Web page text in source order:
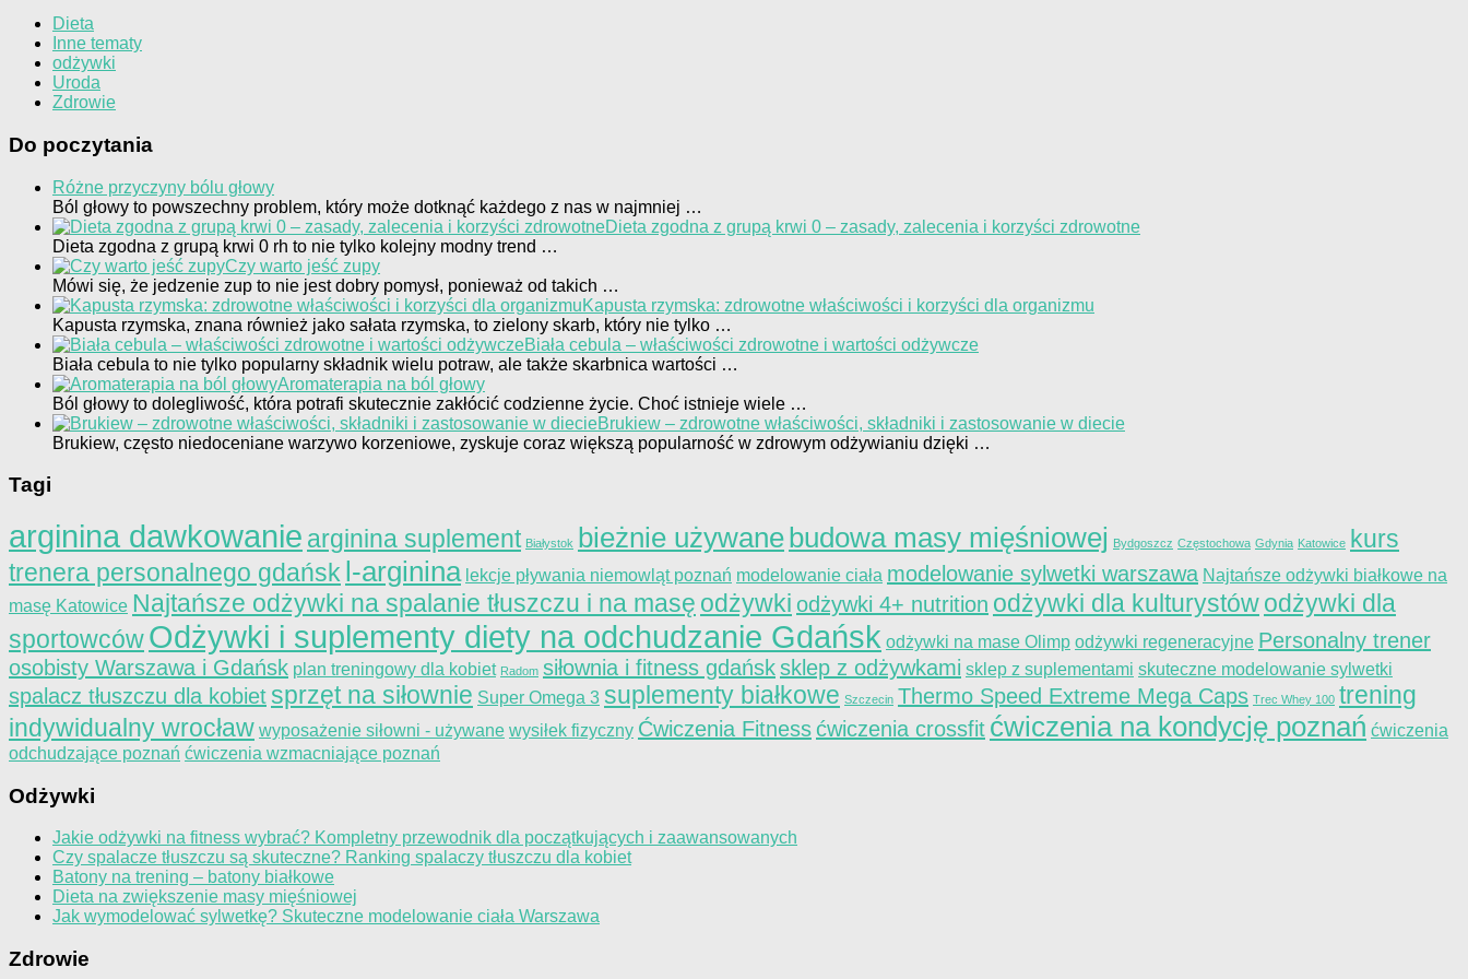
Dieta
Inne tematy
odżywki
Uroda
Zdrowie
Do poczytania
Różne przyczyny bólu głowy
Ból głowy to powszechny problem, który może dotknąć każdego z nas w najmniej …
Dieta zgodna z grupą krwi 0 – zasady, zalecenia i korzyści zdrowotne
Dieta zgodna z grupą krwi 0 rh to nie tylko kolejny modny trend …
Czy warto jeść zupy
Mówi się, że jedzenie zup to nie jest dobry pomysł, ponieważ od takich …
Kapusta rzymska: zdrowotne właściwości i korzyści dla organizmu
Kapusta rzymska, znana również jako sałata rzymska, to zielony skarb, który nie tylko …
Biała cebula – właściwości zdrowotne i wartości odżywcze
Biała cebula to nie tylko popularny składnik wielu potraw, ale także skarbnica wartości …
Aromaterapia na ból głowy
Ból głowy to dolegliwość, która potrafi skutecznie zakłócić codzienne życie. Choć istnieje wiele …
Brukiew – zdrowotne właściwości, składniki i zastosowanie w diecie
Brukiew, często niedoceniane warzywo korzeniowe, zyskuje coraz większą popularność w zdrowym odżywianiu dzięki …
Tagi
arginina dawkowanie arginina suplement Białystok bieżnie używanebudowa masy mięśniowej Bydgoszcz Częstochowa Gdynia Katowice kurs
trenera personalnego gdańsk l-arginina lekcje pływania niemowląt poznań modelowanie ciała modelowanie sylwetki warszawa Najtańsze odżywki białkowe na
masę Katowice Najtańsze odżywki na spalanie tłuszczu i na masę odżywki odżywki 4+ nutrition odżywki dla kulturystówodżywki dla
sportowcówOdżywki i suplementy diety na odchudzanie Gdańsk odżywki na mase Olimp odżywki regeneracyjne Personalny trener
osobisty Warszawa i Gdańsk plan treningowy dla kobiet Radom siłownia i fitness gdańsksklep z odżywkami sklep z suplementami skuteczne modelowanie sylwetki
spalacz tłuszczu dla kobiet sprzęt na siłownie Super Omega 3 suplementy białkowe Szczecin Thermo Speed Extreme Mega Caps Trec Whey 100 trening
indywidualny wrocław wyposażenie siłowni - używane wysiłek fizyczny Ćwiczenia Fitnessćwiczenia crossfit ćwiczenia na kondycję poznań ćwiczenia
odchudzające poznań ćwiczenia wzmacniające poznań
Odżywki
Jakie odżywki na fitness wybrać? Kompletny przewodnik dla początkujących i zaawansowanych
Czy spalacze tłuszczu są skuteczne? Ranking spalaczy tłuszczu dla kobiet
Batony na trening – batony białkowe
Dieta na zwiększenie masy mięśniowej
Jak wymodelować sylwetkę? Skuteczne modelowanie ciała Warszawa
Zdrowie